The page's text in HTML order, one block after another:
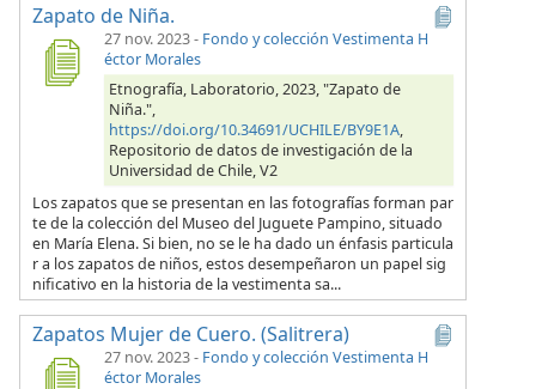
Zapato de Niña.
27 nov. 2023- Fondo y colección Vestimenta H
éctor Morales
Etnografía, Laboratorio, 2023, "Zapato de
Niña.",
https://doi.org/10.34691/UCHILE/BY9E1A,
Repositorio de datos de investigación de la
Universidad de Chile, V2
Los zapatos que se presentan en las fotografías forman par
te de la colección del Museo del Juguete Pampino, situado
en María Elena. Si bien, no se le ha dado un énfasis particula
r a los zapatos de niños, estos desempeñaron un papel sig
nificativo en la historia de la vestimenta sa...
Zapatos Mujer de Cuero. (Salitrera)
27 nov. 2023- Fondo y colección Vestimenta H
éctor Morales